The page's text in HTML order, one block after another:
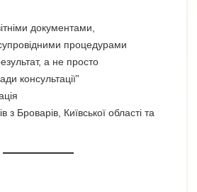
документами,
процедурами
а не просто
консультації”
з Броварів, Київської області та